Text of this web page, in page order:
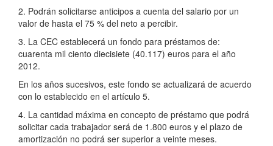
2. Podrán solicitarse anticipos a cuenta del salario por un
valor de hasta el 75 % del neto a percibir.
3. La CEC establecerá un fondo para préstamos de:
cuarenta mil ciento diecisiete (40.117) euros para el año
2012.
En los años sucesivos, este fondo se actualizará de acuerdo
con lo establecido en el artículo 5.
4. La cantidad máxima en concepto de préstamo que podrá
solicitar cada trabajador será de 1.800 euros y el plazo de
amortización no podrá ser superior a veinte meses.